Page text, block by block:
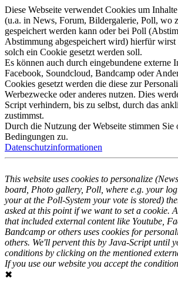
Diese Webseite verwendet Cookies um
(u.a. in News, Forum, Bildergalerie, Poll, wo
gespeichert werden kann oder bei Poll
Abstimmung abgespeichert wird) hierfür
solch ein Cookie gesetzt werden soll.
Es können auch durch eingebundene externe
Facebook, Soundcloud, Bandcamp oder
Cookies gesetzt werden die diese zur
Werbezwecke oder anderes nutzen. Dies
Script verhindern, bis zu selbst, durch das
zustimmst.
Durch die Nutzung der Webseite stimmen Sie
Bedingungen zu.
Datenschutzinformationen
This website uses cookies to personalize
board, Photo gallery, Poll, where e.g. your
your at the Poll-System your vote is stored)
asked at this point if we want to set a cookie.
that included external content like Youtube,
Bandcamp or others uses cookies for
others. We'll pervent this by Java-Script until
conditions by clicking on the mentioned
If you use our website you accept the
✖